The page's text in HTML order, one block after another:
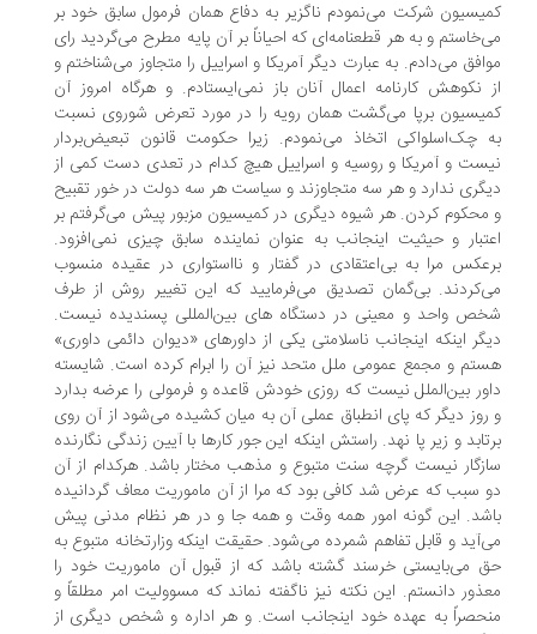
شرکت می‌نمودم ناگزیر به دفاع‌‌ همان فرمول سابق خود بر
و به هر قطعنامه‌ای که احیاناً بر آن پایه مطرح می‌گردید رای
می‌دادم. به عبارت دیگر آمریکا و اسراییل را متجاوز می‌شناختم و
نکوهش کارنامه اعمال آنان باز نمی‌ایستادم. و هرگاه امروز آن
برپا می‌گشت‌‌ همان رویه را در مورد تعرض شوروی نسبت
چک‌اسلواکی اتخاذ می‌نمودم. زیرا حکومت قانون تبعیض‌بردار
و آمریکا و روسیه و اسراییل هیچ کدام در تعدی دست کمی از
ندارد و هر سه متجاوزند و سیاست هر سه دولت در خور تقبیح
کردن. هر شیوه دیگری در کمیسیون مزبور پیش می‌گرفتم بر
و حیثیت اینجانب به عنوان نماینده سابق چیزی نمی‌افزود.
مرا به بی‌اعتقادی در گفتار و نااستواری در عقیده منسوب
بی‌گمان تصدیق می‌فرمایید که این تغییر روش از طرف
واحد و معینی در دستگاه های بین‌المللی پسندیده نیست.
اینکه اینجانب ناسلامتی یکی از داورهای «دیوان دائمی داوری»
و مجمع عمومی ملل متحد نیز آن را ابرام کرده است. شایسته
بین‌الملل نیست که روزی خودش قاعده و فرمولی را عرضه بدارد
دیگر که پای انطباق عملی آن به میان کشیده می‌شود از آن روی
و زیر پا نهد. راستش اینکه این جور کار‌ها با آیین زندگی نگارنده
نیست گرچه سنت متبوع و مذهب مختار باشد. هرکدام از آن
سبب که عرض شد کافی بود که مرا از آن ماموریت معاف گردانیده
این گونه امور همه وقت و همه جا و در هر نظام مدنی پیش
و قابل تفاهم شمرده می‌شود. حقیقت اینکه وزارتخانه متبوع به
می‌بایستی خرسند گشته باشد که از قبول آن ماموریت خود را
دانستم. این نکته نیز ناگفته نماند که مسوولیت امر مطلقاً و
به عهده خود اینجانب است. و هر اداره و شخص دیگری از